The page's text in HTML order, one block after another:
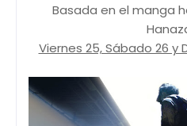
Basada en el manga
Viernes 25, Sábado 26 y